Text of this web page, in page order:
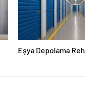
Eşya Depolama